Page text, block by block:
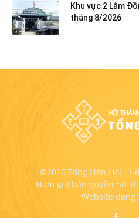
Khu vực 2 Lâm
tháng 8/2026
©2026 Tổng Liên Hội -
Nam giữ bản quyền nội
Website đang